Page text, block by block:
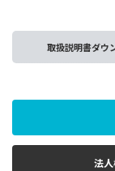
取扱説明書ダウ
法